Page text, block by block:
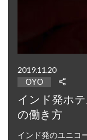
2019.11.20
OYO
インド発ホ
の働き方
インド発のユニコ